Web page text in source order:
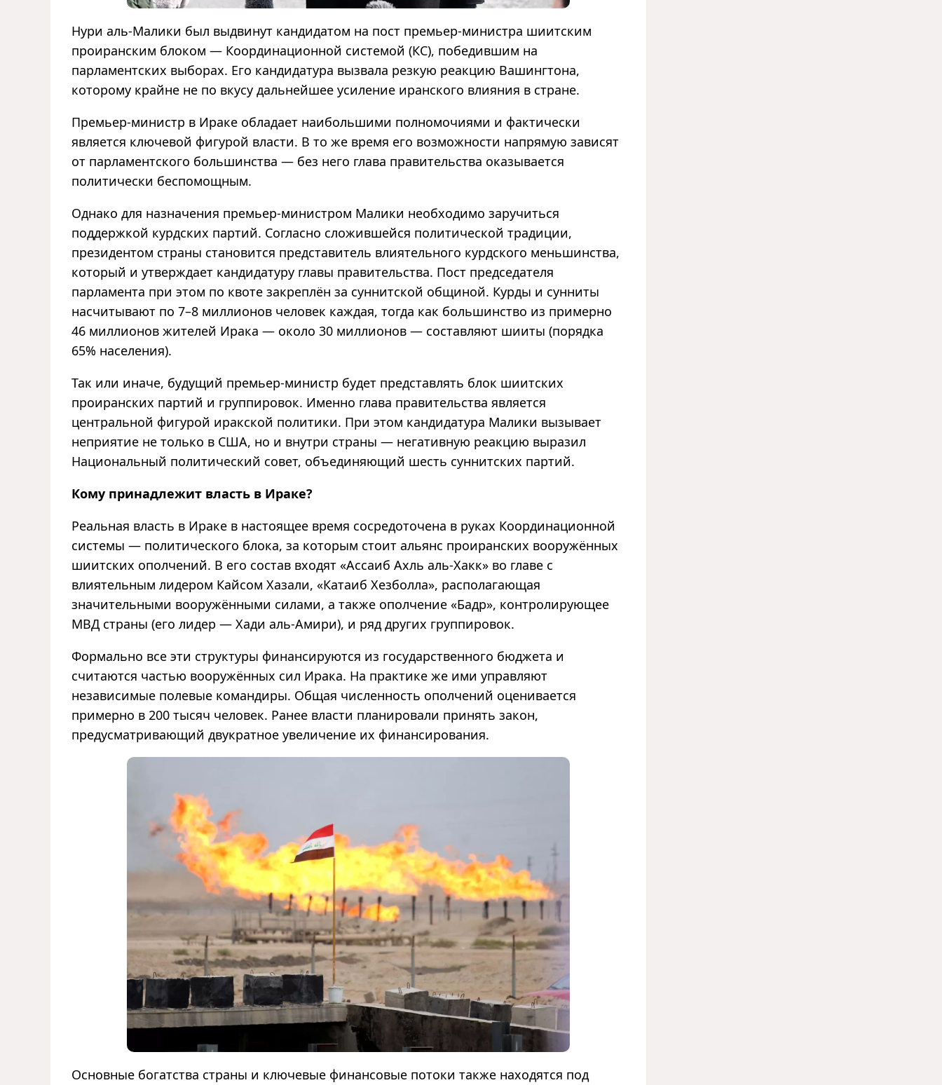
Нури аль-Малики был выдвинут кандидатом на пост премьер-министра шиитским
проиранским блоком — Координационной системой (КС), победившим на
парламентских выборах. Его кандидатура вызвала резкую реакцию Вашингтона,
которому крайне не по вкусу дальнейшее усиление иранского влияния в стране.
Премьер-министр в Ираке обладает наибольшими полномочиями и фактически
является ключевой фигурой власти. В то же время его возможности напрямую зависят
от парламентского большинства — без него глава правительства оказывается
политически беспомощным.
Однако для назначения премьер-министром Малики необходимо заручиться
поддержкой курдских партий. Согласно сложившейся политической традиции,
президентом страны становится представитель влиятельного курдского меньшинства,
который и утверждает кандидатуру главы правительства. Пост председателя
парламента при этом по квоте закреплён за суннитской общиной. Курды и сунниты
насчитывают по 7–8 миллионов человек каждая, тогда как большинство из примерно
46 миллионов жителей Ирака — около 30 миллионов — составляют шииты (порядка
65% населения).
Так или иначе, будущий премьер-министр будет представлять блок шиитских
проиранских партий и группировок. Именно глава правительства является
центральной фигурой иракской политики. При этом кандидатура Малики вызывает
неприятие не только в США, но и внутри страны — негативную реакцию выразил
Национальный политический совет, объединяющий шесть суннитских партий.
Кому принадлежит власть в Ираке?
Реальная власть в Ираке в настоящее время сосредоточена в руках Координационной
системы — политического блока, за которым стоит альянс проиранских вооружённых
шиитских ополчений. В его состав входят «Ассаиб Ахль аль-Хакк» во главе с
влиятельным лидером Кайсом Хазали, «Катаиб Хезболла», располагающая
значительными вооружёнными силами, а также ополчение «Бадр», контролирующее
МВД страны (его лидер — Хади аль-Амири), и ряд других группировок.
Формально все эти структуры финансируются из государственного бюджета и
считаются частью вооружённых сил Ирака. На практике же ими управляют
независимые полевые командиры. Общая численность ополчений оценивается
примерно в 200 тысяч человек. Ранее власти планировали принять закон,
предусматривающий двукратное увеличение их финансирования.
Основные богатства страны и ключевые финансовые потоки также находятся под